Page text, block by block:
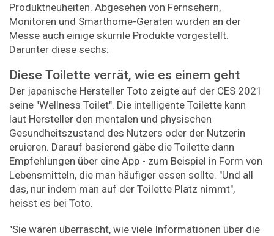
Produktneuheiten. Abgesehen von Fernsehern,
Monitoren und Smarthome-Geräten wurden an der
Messe auch einige skurrile Produkte vorgestellt.
Darunter diese sechs:
Diese Toilette verrät, wie es einem geht
Der japanische Hersteller Toto zeigte auf der CES 2021
seine "Wellness Toilet". Die intelligente Toilette kann
laut Hersteller den mentalen und physischen
Gesundheitszustand des Nutzers oder der Nutzerin
eruieren. Darauf basierend gäbe die Toilette dann
Empfehlungen über eine App - zum Beispiel in Form von
Lebensmitteln, die man häufiger essen sollte. "Und all
das, nur indem man auf der Toilette Platz nimmt",
heisst es bei Toto.
"Sie wären überrascht, wie viele Informationen über die